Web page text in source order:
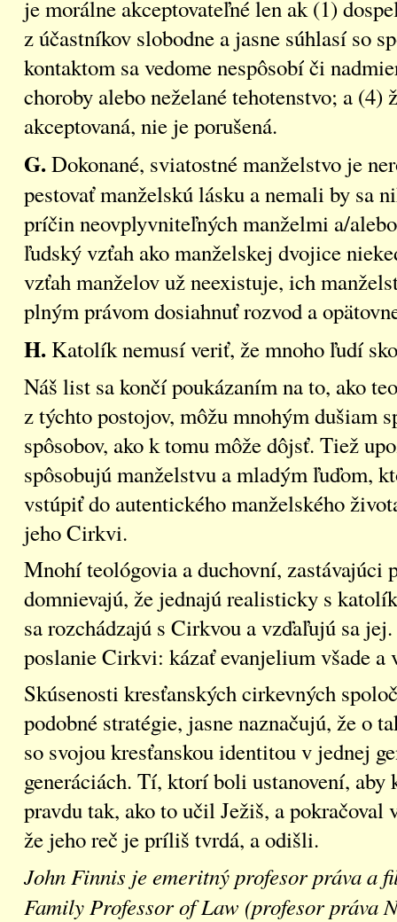
je morálne akceptovateľné len ak (1)
z účastníkov slobodne a jasne súhlasí so
kontaktom sa vedome nespôsobí či
choroby alebo neželané tehotenstvo; a
akceptovaná, nie je porušená.
G.Dokonané, sviatostné manželstvo je
pestovať manželskú lásku a nemali by sa
príčin neovplyvniteľných manželmi a/
ľudský vzťah ako manželskej dvojice
vzťah manželov už neexistuje, ich
plným právom dosiahnuť rozvod a
H. Katolík nemusí veriť, že mnoho ľudí
Náš list sa končí poukázaním na to, ako
z týchto postojov, môžu mnohým dušiam
spôsobov, ako k tomu môže dôjsť. Tiež
spôsobujú manželstvu a mladým ľuďom,
vstúpiť do autentického manželského
jeho Cirkvi.
Mnohí teológovia a duchovní, zastávajúci
domnievajú, že jednajú realisticky s
sa rozchádzajú s Cirkvou a vzďaľujú sa
poslanie Cirkvi: kázať evanjelium všade
Skúsenosti kresťanských cirkevných
podobné stratégie, jasne naznačujú, že o
so svojou kresťanskou identitou v jednej
generáciách. Tí, ktorí boli ustanovení,
pravdu tak, ako to učil Ježiš, a
že jeho reč je príliš tvrdá, a odišli.
John Finnis je emeritný profesor práva a
Family Professor of Law (profesor práva